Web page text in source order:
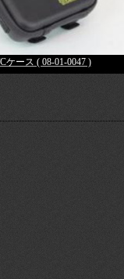
ケース ( 08-01-0047 )